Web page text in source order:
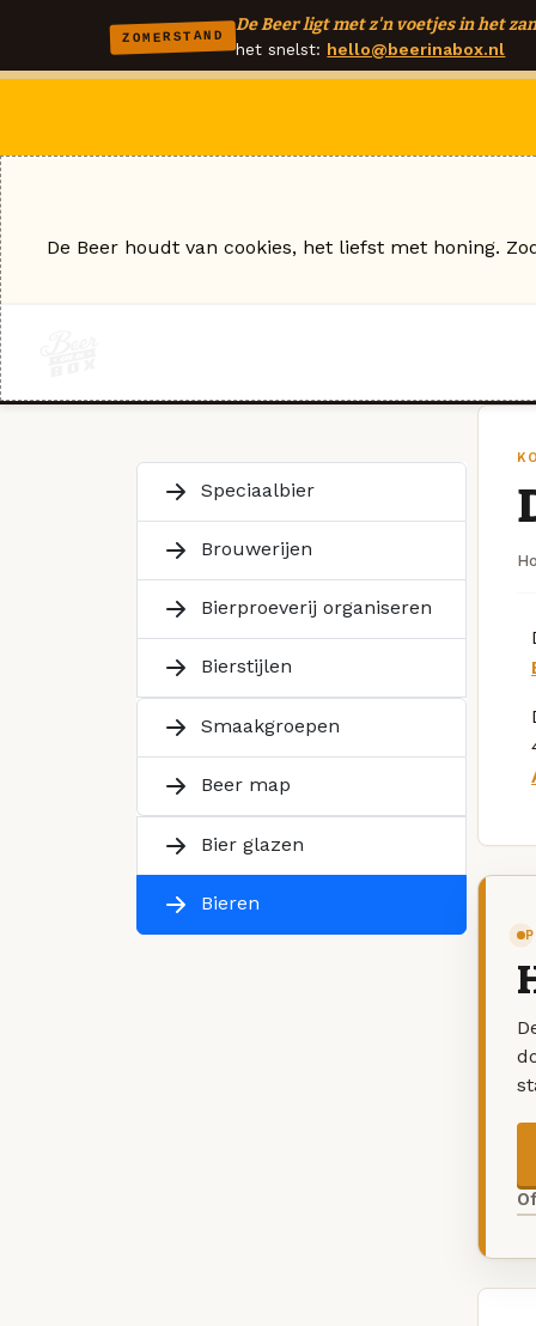
ZOMERSTAND
De Beer ligt met z'n voetjes in het
het snelst: hello@beerinabox.nl
Speciaalbier
Brouwerijen
Bierproeverij organiseren
Bierstijlen
Smaakgroepen
Beer map
Bier glazen
Bieren
De Beer houdt van cookies, het liefst met honing.